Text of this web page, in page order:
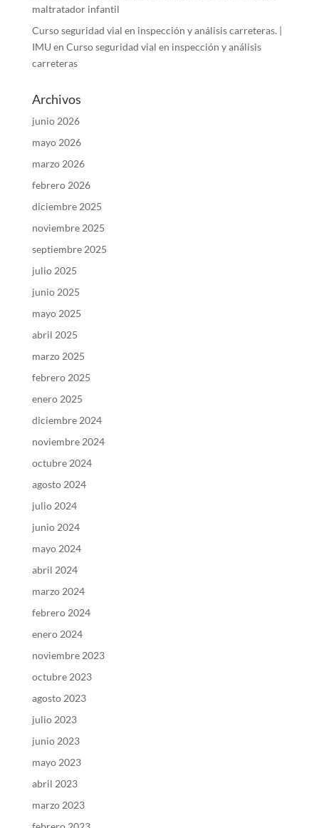
maltratador infantil
Curso seguridad vial en inspección y análisis carreteras. |
IMU en Curso seguridad vial en inspección y análisis
carreteras
Archivos
junio 2026
mayo 2026
marzo 2026
febrero 2026
diciembre 2025
noviembre 2025
septiembre 2025
julio 2025
junio 2025
mayo 2025
abril 2025
marzo 2025
febrero 2025
enero 2025
diciembre 2024
noviembre 2024
octubre 2024
agosto 2024
julio 2024
junio 2024
mayo 2024
abril 2024
marzo 2024
febrero 2024
enero 2024
noviembre 2023
octubre 2023
agosto 2023
julio 2023
junio 2023
mayo 2023
abril 2023
marzo 2023